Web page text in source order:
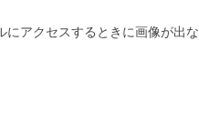
アクセスするときに画像が出な